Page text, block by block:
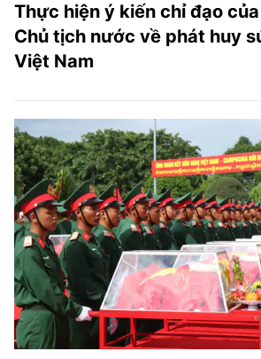
Thực hiện ý kiến chỉ đạo
Chủ tịch nước về phát huy
Việt Nam